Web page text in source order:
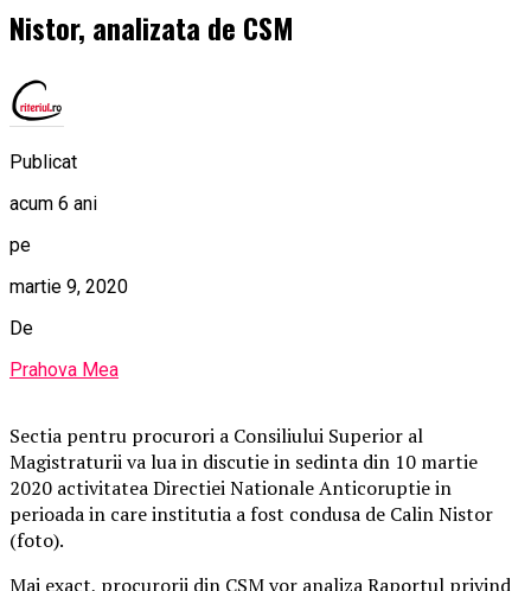
Nistor, analizata de CSM
Publicat
acum 6 ani
pe
martie 9, 2020
De
Prahova Mea
Sectia pentru procurori a Consiliului Superior al
Magistraturii va lua in discutie in sedinta din 10 martie
2020 activitatea Directiei Nationale Anticoruptie in
perioada in care institutia a fost condusa de Calin Nistor
(foto).
Mai exact, procurorii din CSM vor analiza Raportul privind